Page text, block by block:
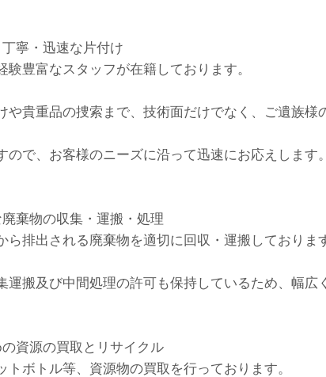
寧・迅速な片付け
豊富なスタッフが在籍しております。
や貴重品の捜索まで、技術面だけでなく、ご遺族様
ので、お客様のニーズに沿って迅速にお応えします。
棄物の収集・運搬・処理
ら排出される廃棄物を適切に回収・運搬しておりま
運搬及び中間処理の許可も保持しているため、幅広
資源の買取とリサイクル
トボトル等、資源物の買取を行っております。